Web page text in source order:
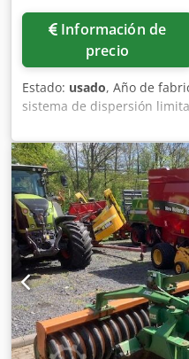
Información de
precio
Estado: usado, Año de
sistema de dispersión
indicador mecánico/
ZA-V, superestructura de
montaje para unidades
acoplamiento de fricción,
iluminación LED trasera.